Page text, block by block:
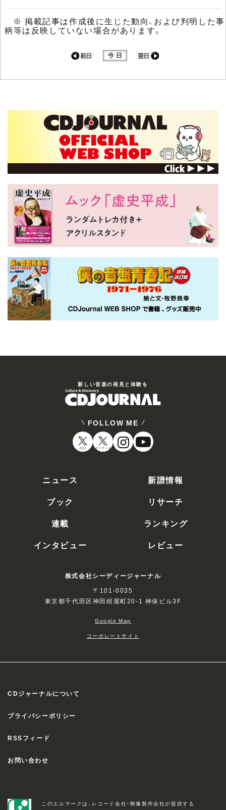
※ 掲載記事は作成後に生じた動向、および判明した事
柄等は反映していない場合があります。
新しい⾳楽の発⾒と体験を
FOLLOW ME
CDJ オーディオ
ニュース
新譜情報
ブック
リサーチ
連載
ランキング
インタビュー
レビュー
株式会社シーディージャーナル
〒101-0035
東京都千代田区神田紺屋町20-1 神保ビル3F
Google Map
コーポレートサイト
CDジャーナルについて
プライバシーポリシー
RSSフィード
お問い合わせ
このエルマークは、レコード会社・映像製作会社が提供する